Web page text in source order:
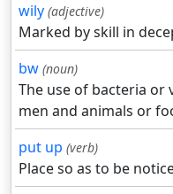
wily (adjective)
Marked by skill in
bw (noun)
The use of bacteria
men and animals or
put up (verb)
Place so as to be